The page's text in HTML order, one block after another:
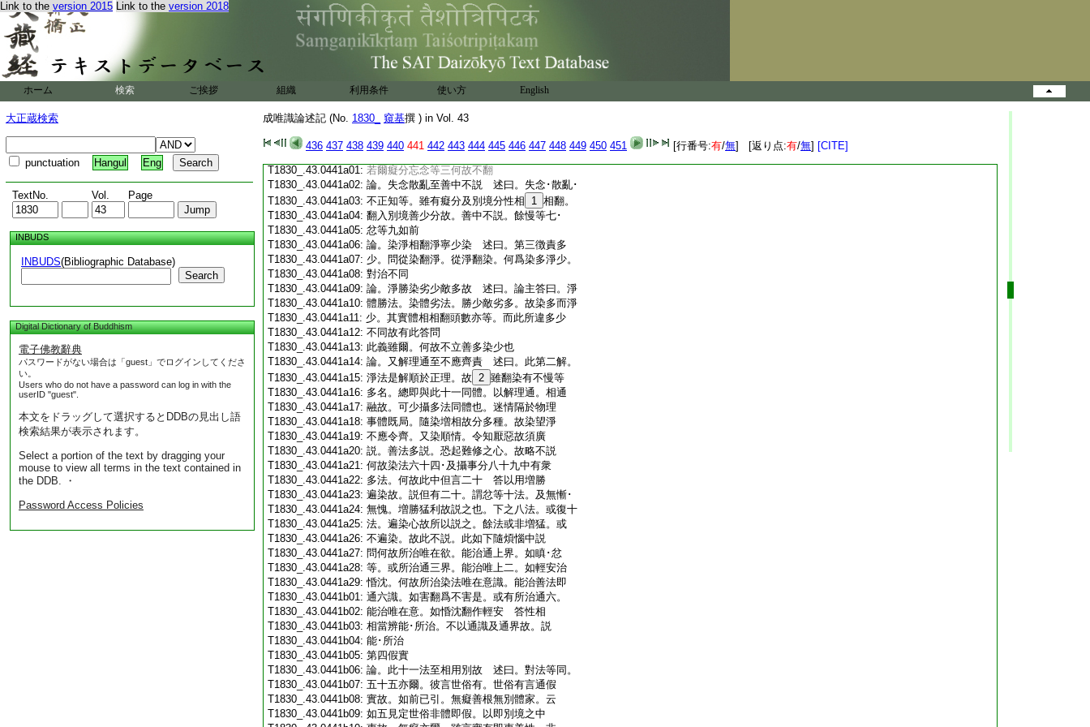
Link to the version 2015 Link to the version 2018
ホーム 検索 ご挨拶 組織 利用条件 使い方 English
大正蔵検索
punctuation Hangul Eng
TextNo. Vol. Page
INBUDS
INBUDS(Bibliographic Database)
Search
Digital Dictionary of Buddhism
電子佛教辭典
パスワードがない場合は「guest」でログインしてくださ
い。
Users who do not have a password can log in with the
userID "guest".
本文をドラッグして選択するとDDBの見出し語
検索結果が表示されます。
Select a portion of the text by dragging your
mouse to view all terms in the text contained in
the DDB. ・
Password Access Policies
成唯識論述記 (No. 1830_ 窺基撰 ) in Vol. 43
436 437 438 439 440 441 442 443 444 445 446 447 448 449 450 451 [行番号:有/無] [返り点:有/無] [CITE]
T1830_.43.0440c19:不嫉即是喜無量故。亦應別翻。但以流滿識
T1830_.43.0440c20: 非多故。無此妨也。然不障餘翻爲善法
T1830_.43.0440c21:問若爾者害唯在意。應不翻之
T1830_.43.0440c22:
論。害雖亦然至翻立不害 述曰。論主答曰。
害雖亦爾唯在意地。有三義故所以別翻。
T1830_.43.0440c24:不同忿等。一數 6 現起。即簡餘煩惱。嫉･慳
T1830_.43.0440c25:雖亦然。二此則損自･他。嫉等不然故。三障
T1830_.43.0440c26:無上乘勝因之悲故。無上之乘要須悲救。悲
T1830_.43.0440c27:因既闕。難以濟生。害之功能増障於此。故
T1830_.43.0440c28: 雖在意與餘亦同。三義勝餘故須翻善。令
T1830_.43.0441a01: 若爾癡分忘念等三何故不翻
T1830_.43.0441a02: 論。失念散亂至善中不説 述曰。失念･散亂･
T1830_.43.0441a03: 不正知等。雖有癡分及別境分性相 1 相翻。
T1830_.43.0441a04: 翻入別境善少分故。善中不説。餘慢等七･
T1830_.43.0441a05: 忿等九如前
T1830_.43.0441a06: 論。染淨相翻淨寧少染 述曰。第三徴責多
T1830_.43.0441a07: 少。問從染翻淨。從淨翻染。何爲染多淨少。
T1830_.43.0441a08: 對治不同
T1830_.43.0441a09: 論。淨勝染劣少敵多故 述曰。論主答曰。淨
T1830_.43.0441a10: 體勝法。染體劣法。勝少敵劣多。故染多而淨
T1830_.43.0441a11: 少。其實體相相翻頭數亦等。而此所違多少
T1830_.43.0441a12: 不同故有此答問
T1830_.43.0441a13: 此義雖爾。何故不立善多染少也
T1830_.43.0441a14: 論。又解理通至不應齊責 述曰。此第二解。
T1830_.43.0441a15: 淨法是解順於正理。故 2 雖翻染有不慢等
T1830_.43.0441a16: 多名。總即與此十一同體。以解理通。相通
T1830_.43.0441a17: 融故。可少攝多法同體也。迷情隔於物理
T1830_.43.0441a18: 事體既局。隨染増相故分多種。故染望淨
T1830_.43.0441a19: 不應令齊。又染順情。令知厭惡故須廣
T1830_.43.0441a20: 説。善法多説。恐起難修之心。故略不説
T1830_.43.0441a21: 何故染法六十四･及攝事分八十九中有衆
T1830_.43.0441a22: 多法。何故此中但言二十 答以用増勝
T1830_.43.0441a23: 遍染故。説但有二十。謂忿等十法。及無慚･
T1830_.43.0441a24: 無愧。増勝猛利故説之也。下之八法。或復十
T1830_.43.0441a25: 法。遍染心故所以説之。餘法或非増猛。或
T1830_.43.0441a26: 不遍染。故此不説。此如下隨煩惱中説
T1830_.43.0441a27: 問何故所治唯在欲。能治通上界。如瞋･忿
T1830_.43.0441a28: 等。或所治通三界。能治唯上二。如輕安治
T1830_.43.0441a29:惛沈。何故所治染法唯在意識。能治善法即
T1830_.43.0441b01: 通六識。如害翻爲不害是。或有所治通六。
T1830_.43.0441b02: 能治唯在意。如惛沈翻作輕安 答性相
T1830_.43.0441b03: 相當辨能･所治。不以通識及通界故。説
T1830_.43.0441b04: 能･所治
T1830_.43.0441b05: 第四假實
T1830_.43.0441b06: 論。此十一法至相用別故 述曰。對法等同。
T1830_.43.0441b07: 五十五亦爾。彼言世俗有。世俗有言通假
T1830_.43.0441b08: 實故。如前已引。無癡善根無別體家。云
T1830_.43.0441b09: 如五見定世俗非體即假。以即別境之中